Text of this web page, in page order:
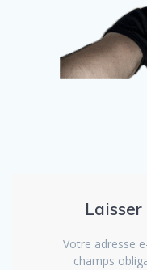
Votre adresse
champs